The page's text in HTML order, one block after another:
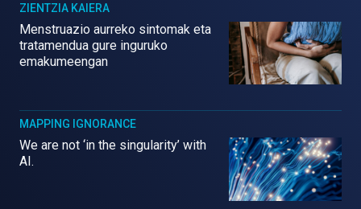
ZIENTZIA KAIERA
Menstruazio aurreko sintomak eta
tratamendua gure inguruko
emakumeengan
MAPPING IGNORANCE
We are not ‘in the singularity’ with
AI.